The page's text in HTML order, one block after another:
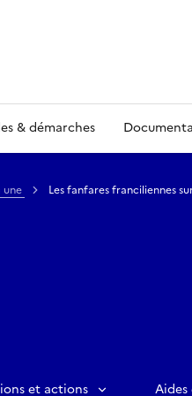
& démarches
une Les fanfares franciliennes
et actions